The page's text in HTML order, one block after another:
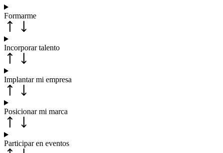
Formarme
Incorporar talento
Implantar mi empresa
Posicionar mi marca
Participar en eventos